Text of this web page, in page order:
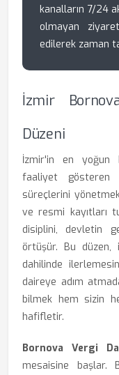
kanalların 7/24
olmayan
edilerek zaman
İzmir
Düzeni
İzmir'in en yoğun
faaliyet gösteren
süreçlerini
ve resmi kayıtları
disiplini, devletin
örtüşür. Bu
dahilinde
daireye adım
bilmek hem sizin
hafifletir.
Bornova Vergi
mesaisine başlar.